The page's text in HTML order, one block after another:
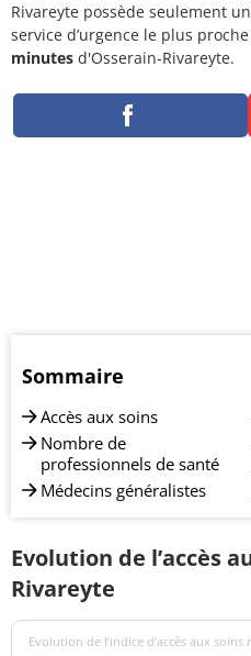
Rivareyte possède seulement
service d’urgence le plus
minutes d'Osserain-Rivareyte.
Sommaire
Accès aux soins
Nombre de
professionnels de santé
Médecins généralistes
Evolution de l’accès
Rivareyte
Evolution de l’indice d’accès aux